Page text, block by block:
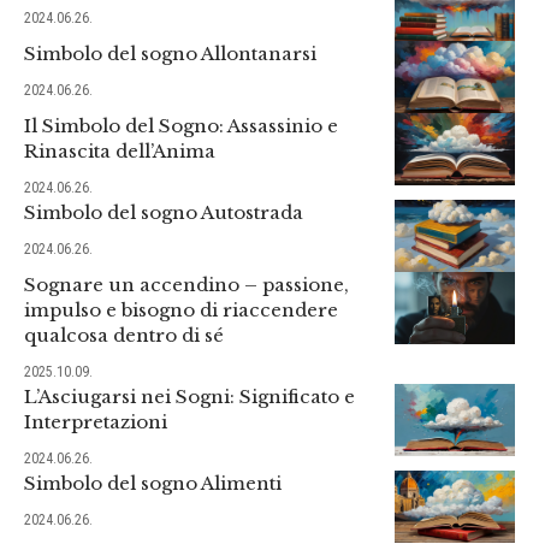
2024.06.26.
Simbolo del sogno Allontanarsi
2024.06.26.
Il Simbolo del Sogno: Assassinio e
Rinascita dell’Anima
2024.06.26.
Simbolo del sogno Autostrada
2024.06.26.
Sognare un accendino – passione,
impulso e bisogno di riaccendere
qualcosa dentro di sé
2025.10.09.
L’Asciugarsi nei Sogni: Significato e
Interpretazioni
2024.06.26.
Simbolo del sogno Alimenti
2024.06.26.